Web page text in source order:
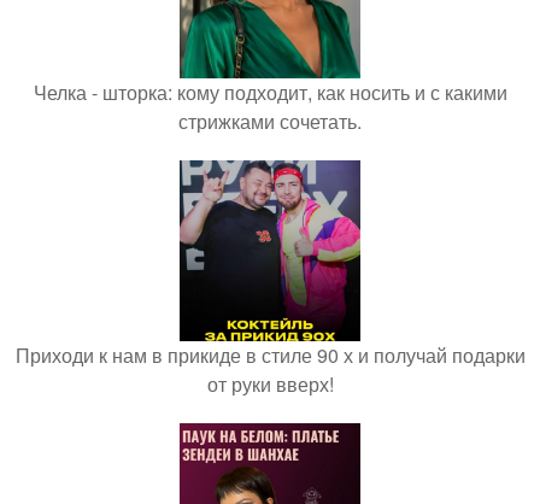
Челка - шторка: кому подходит, как носить и с какими
стрижками сочетать.
Приходи к нам в прикиде в стиле 90 х и получай подарки
от руки вверх!